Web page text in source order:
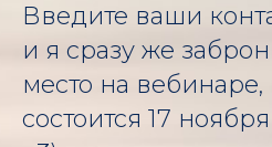
Введите ваши
и я сразу же
место на вебинаре,
состоится 17